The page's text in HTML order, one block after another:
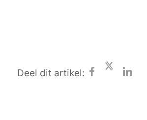
Deel dit artikel: